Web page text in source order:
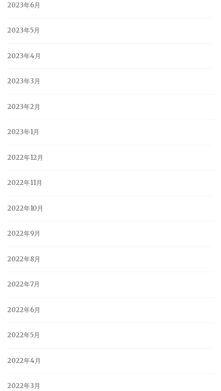
2023年6月
2023年5月
2023年4月
2023年3月
2023年2月
2023年1月
2022年12月
2022年11月
2022年10月
2022年9月
2022年8月
2022年7月
2022年6月
2022年5月
2022年4月
2022年3月